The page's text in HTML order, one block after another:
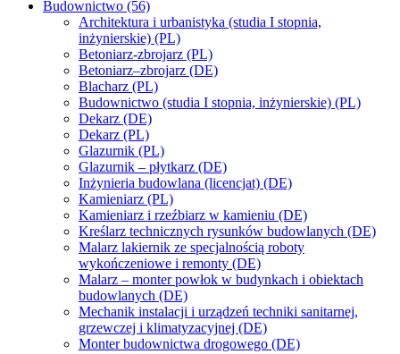
Budownictwo (56)
Architektura i urbanistyka (studia I stopnia,
inżynierskie) (PL)
Betoniarz-zbrojarz (PL)
Betoniarz–zbrojarz (DE)
Blacharz (PL)
Budownictwo (studia I stopnia, inżynierskie) (PL)
Dekarz (DE)
Dekarz (PL)
Glazurnik (PL)
Glazurnik – płytkarz (DE)
Inżynieria budowlana (licencjat) (DE)
Kamieniarz (PL)
Kamieniarz i rzeźbiarz w kamieniu (DE)
Kreślarz technicznych rysunków budowlanych (DE)
Malarz lakiernik ze specjalnością roboty
wykończeniowe i remonty (DE)
Malarz – monter powłok w budynkach i obiektach
budowlanych (DE)
Mechanik instalacji i urządzeń techniki sanitarnej,
grzewczej i klimatyzacyjnej (DE)
Monter budownictwa drogowego (DE)